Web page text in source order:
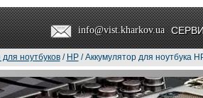
info@vist.kharkov.ua
ноутбуков/ HP/ Аккумулятор для ноутбука